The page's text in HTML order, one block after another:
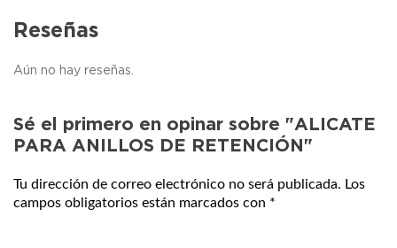
Reseñas
Aún no hay reseñas.
Sé el primero en opinar sobre "ALICATE
PARA ANILLOS DE RETENCIÓN"
Tu dirección de correo electrónico no será publicada. Los
campos obligatorios están marcados con *